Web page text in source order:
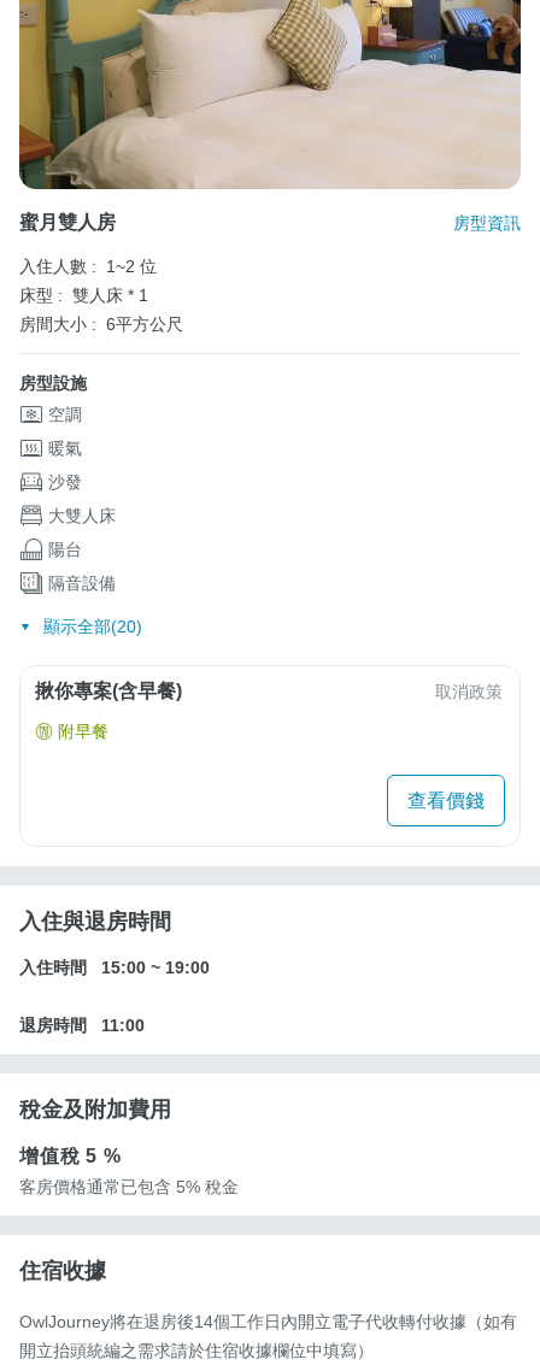
蜜月雙人房 房型資訊
入住人數 :
1~2 位
床型 : 雙人床 * 1
房間大小 : 6平方公尺
房型設施
空調
暖氣
沙發
大雙人床
陽台
隔音設備
顯示全部(20)
揪你專案(含早餐) 取消政策
附早餐
查看價錢
入住與退房時間
入住時間 15:00 ~ 19:00
退房時間 11:00
稅金及附加費用
增值稅5 %
客房價格通常已包含 5% 稅金
住宿收據
OwlJourney將在退房後14個工作日內開立電子代收轉付收據（如有
開立抬頭統編之需求請於住宿收據欄位中填寫）